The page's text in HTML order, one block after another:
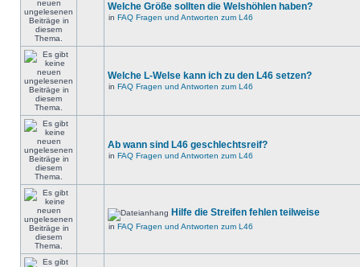
Welche Größe sollten die Welshöhlen haben?
in FAQ Fragen und Antworten zum L46
Welche L-Welse kann ich zu den L46 setzen?
in FAQ Fragen und Antworten zum L46
Ab wann sind L46 geschlechtsreif?
in FAQ Fragen und Antworten zum L46
Hilfe die Streifen fehlen teilweise
in FAQ Fragen und Antworten zum L46